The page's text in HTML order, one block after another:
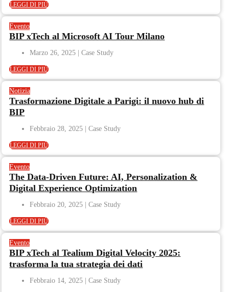
LEGGI DI PIÙ
Evento
BIP xTech al Microsoft AI Tour Milano
Marzo 26, 2025
LEGGI DI PIÙ
Notizia
Trasformazione Digitale a Parigi: il nuovo hub di
BIP
Febbraio 28, 2025
LEGGI DI PIÙ
Evento
The Data-Driven Future: AI, Personalization &
Digital Experience Optimization
Febbraio 20, 2025
LEGGI DI PIÙ
Evento
BIP xTech al Tealium Digital Velocity 2025:
trasforma la tua strategia dei dati
Febbraio 14, 2025